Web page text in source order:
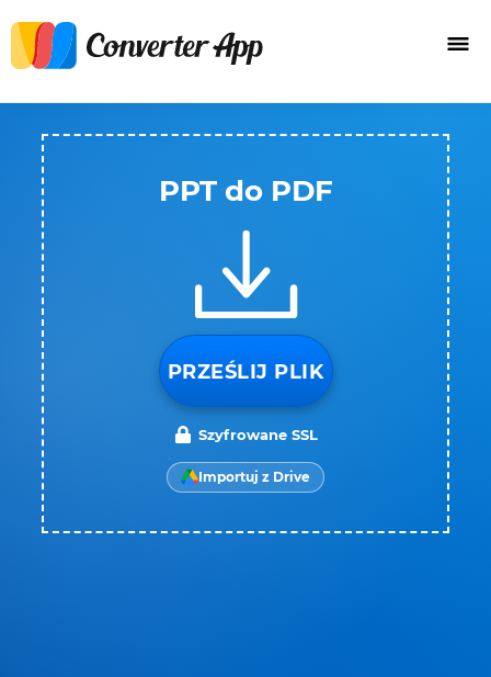
PPT do PDF
PRZEŚLIJ PLIK
Szyfrowane SSL
Importuj z Drive